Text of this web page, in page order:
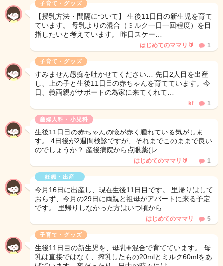
子育て・グッズ
【授乳方法・間隔について】 生後11日目の新生児を育て
ています。 母乳よりの混合（ミルク一日一回程度）を目
指したいと考えています。 昨日スケー…
はじめてのママリ🔰 1
子育て・グッズ
すみません愚痴を吐かせてください… 先日2人目を出産
し、上の子と生後11日目の赤ちゃんを育てています。今
日、義両親がサポートの為家に来てくれて…
kf 1
産婦人科・小児科
生後11日目の赤ちゃんの瞼が赤く腫れている気がしま
す。 4日後が2週間検診ですが、それまでこのままで良い
のでしょうか？ 産後病院から点眼薬(レ…
はじめてのママリ🔰 1
妊娠・出産
今月16日に出産し、現在生後11日目です。 里帰りはして
おらず、今月の29日に両親と祖母がアパートに来る予定
です。 里帰りしなかった方はいつ頃から…
はじめてのママリ 5
子育て・グッズ
生後11日目の新生児を、母乳➕混合で育てています。 母
乳は直接ではなく、搾乳したもの20mlとミルク60mlをあ